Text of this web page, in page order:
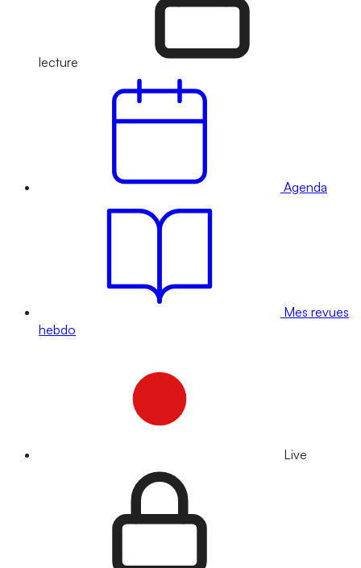
lecture
Agenda
Mes revues
hebdo
Live